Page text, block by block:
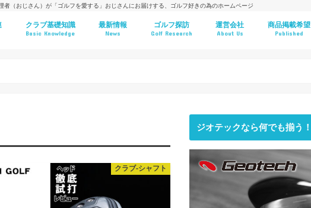
（おじさん）が「ゴルフを愛する」おじさんにお届けする、ゴルフ好きの為のホームページ
クラブ基礎知識
Basic Knowledge
最新情報
News
ゴルフ探訪
Golf Research
運営会社
About Us
商品掲載希望
Published
クラブ-シャフト
ジオテックなら何でも揃う！